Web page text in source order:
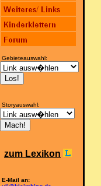
Gebieteauswahl:
Storyauswahl:
zum Lexikon
E-Mail an: